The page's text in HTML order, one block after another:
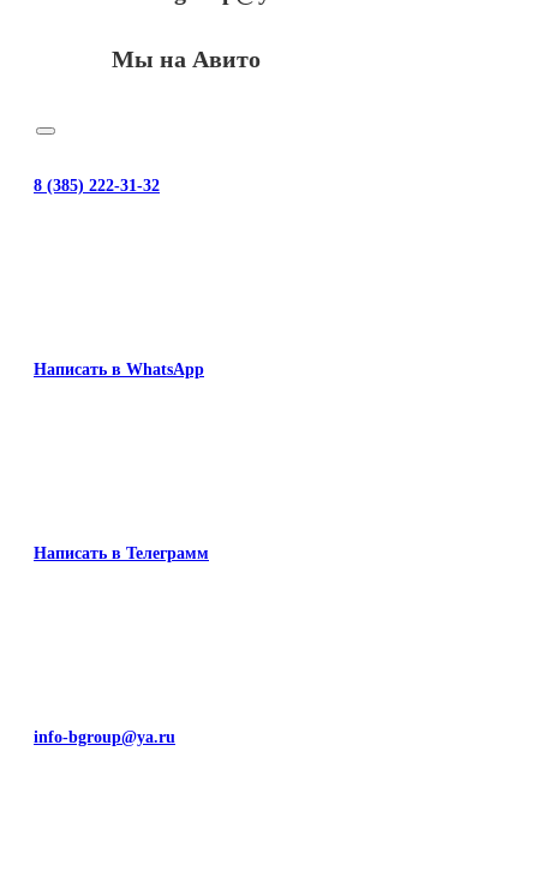
Мы на Авито
8 (385) 222-31-32
Написать в WhatsApp
Написать в Телеграмм
info-bgroup@ya.ru